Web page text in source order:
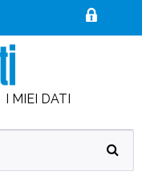
I MIEI DATI